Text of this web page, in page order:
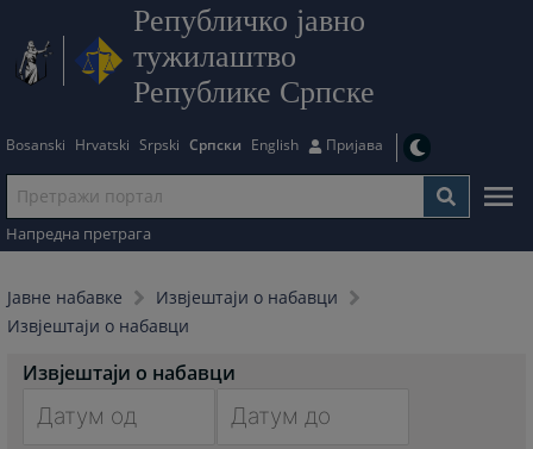
Републичко јавно
тужилаштво
Републике Српске
Bosanski Hrvatski Srpski Српски English Пријава
Напредна претрага
Јавне набавке
Извјештаји о набавци
Извјештаји о набавци
Извјештаји о набавци